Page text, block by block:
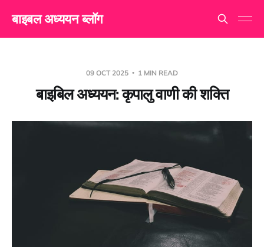
बाइबल अध्ययन ब्लॉग
09 OCT 2025 1 MIN READ
बाइबिल अध्ययन: कृपालु वाणी की शक्ति